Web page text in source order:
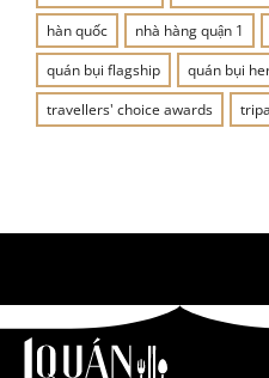
hàn quốc
nhà hàng quận 1
quán bụi flagship
quán bụi
travellers' choice awards